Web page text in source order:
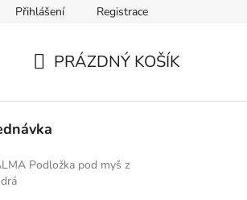
Přihlášení Registrace
KOŠÍK
PRÁZDNÝ KOŠÍK
Podložka pod myš z